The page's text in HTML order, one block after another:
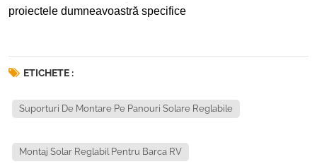
proiectele dumneavoastră specifice
ETICHETE :
Suporturi De Montare Pe Panouri Solare Reglabile
Montaj Solar Reglabil Pentru Barca RV